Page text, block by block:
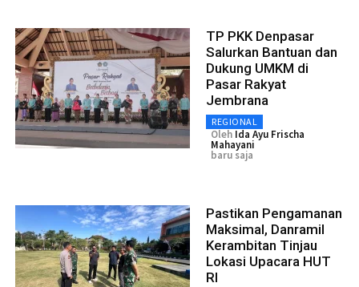
TP PKK Denpasar
Salurkan Bantuan dan
Dukung UMKM di
Pasar Rakyat
Jembrana
REGIONAL
Oleh Ida Ayu Frischa
Mahayani
baru saja
Pastikan Pengamanan
Maksimal, Danramil
Kerambitan Tinjau
Lokasi Upacara HUT
RI